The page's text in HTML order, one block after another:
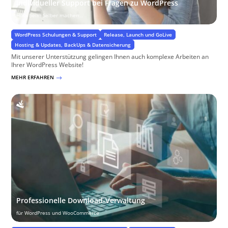
Individueller Support bei Fragen zu WordPress
Hilfe beim Selber machen…
WordPress Schulungen & Support
Release, Launch und GoLive
Hosting & Updates, BackUps & Datensicherung
Mit unserer Unterstützung gelingen Ihnen auch komplexe Arbeiten an
Ihrer WordPress Website!
MEHR ERFAHREN $
Professionelle Download-Verwaltung
für WordPress und WooCommerce